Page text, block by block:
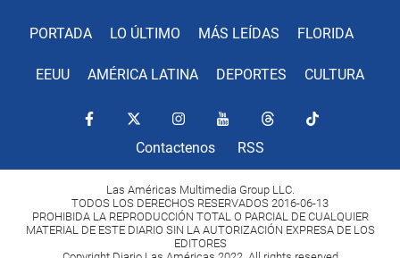
PORTADA LO ÚLTIMO MÁS LEÍDAS FLORIDA
EEUU AMÉRICA LATINA DEPORTES CULTURA
Contactenos RSS
Las Américas Multimedia Group LLC.
TODOS LOS DERECHOS RESERVADOS 2016-06-13
PROHIBIDA LA REPRODUCCIÓN TOTAL O PARCIAL DE CUALQUIER
MATERIAL DE ESTE DIARIO SIN LA AUTORIZACIÓN EXPRESA DE LOS
EDITORES